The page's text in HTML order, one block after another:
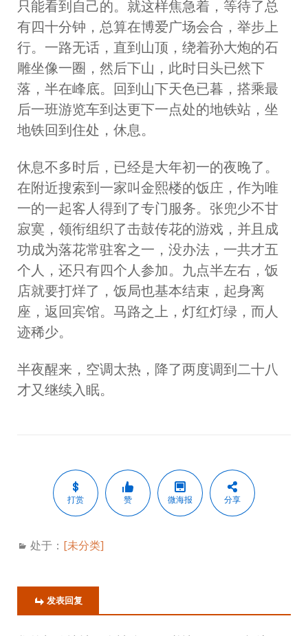
只能看到自己的。就这样焦急着，等待了总
有四十分钟，总算在博爱广场会合，举步上
行。一路无话，直到山顶，绕着孙大炮的石
雕坐像一圈，然后下山，此时日头已然下
落，半在峰底。回到山下天色已暮，搭乘最
后一班游览车到达更下一点处的地铁站，坐
地铁回到住处，休息。
休息不多时后，已经是大年初一的夜晚了。
在附近搜索到一家叫金熙楼的饭庄，作为唯
一的一起客人得到了专门服务。张兜少不甘
寂寞，领衔组织了击鼓传花的游戏，并且成
功成为落花常驻客之一，没办法，一共才五
个人，还只有四个人参加。九点半左右，饭
店就要打烊了，饭局也基本结束，起身离
座，返回宾馆。马路之上，灯红灯绿，而人
迹稀少。
半夜醒来，空调太热，降了两度调到二十八
才又继续入眠。
打赏 赞 微海报 分享
处于： [未分类]
发表回复